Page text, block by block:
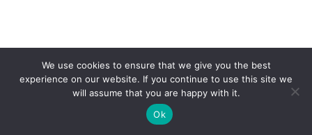
We use cookies to ensure that we give you the best
experience on our website. If you continue to use this site we
will assume that you are happy with it.
Ok